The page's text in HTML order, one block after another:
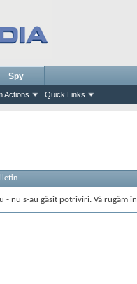
Actions Quick Links
Spy
- nu s-au găsit potriviri. Vă rugăm